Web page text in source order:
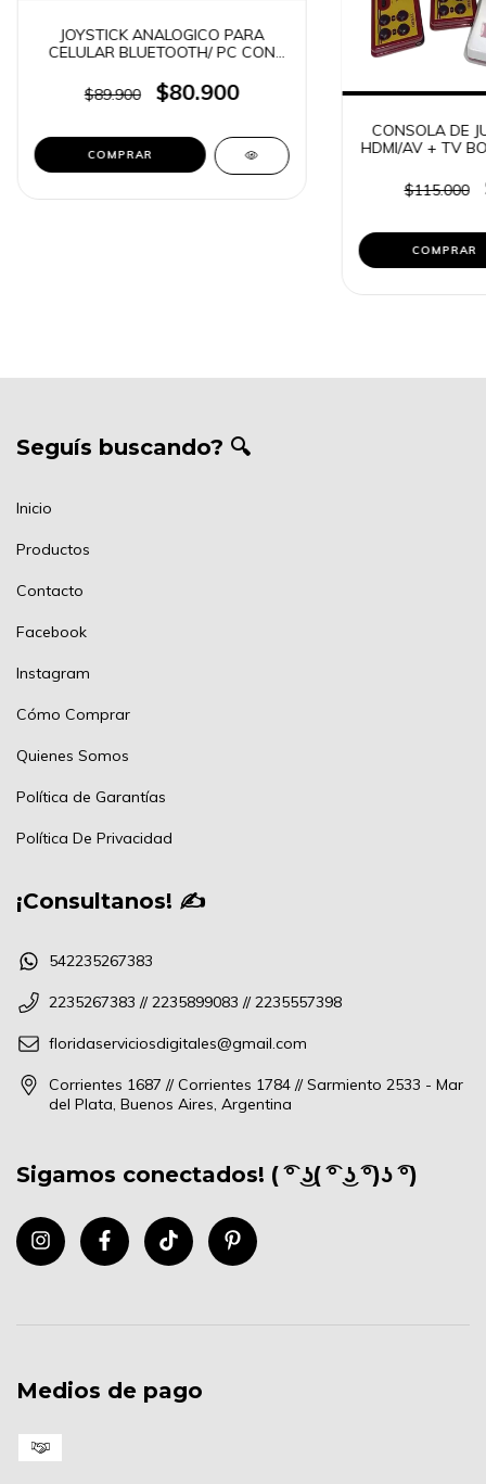
JOYSTICK ANALOGICO PARA
CELULAR BLUETOOTH/ PC CON
SOUL JOY-P500
$89.900 $80.900
CONSOLA DE
HDMI/AV + TV
GAME
$115.000
Seguís buscando? 🔍
Inicio
Productos
Contacto
Facebook
Instagram
Cómo Comprar
Quienes Somos
Política de Garantías
Política De Privacidad
¡Consultanos! ✍
542235267383
2235267383 // 2235899083 // 2235557398
floridaserviciosdigitales@gmail.com
Corrientes 1687 // Corrientes 1784 // Sarmiento 2533 - Mar
del Plata, Buenos Aires, Argentina
Sigamos conectados! ( ͡° ͜ʖ( ͡° ͜ʖ ͡°)ʖ ͡°)
Medios de pago